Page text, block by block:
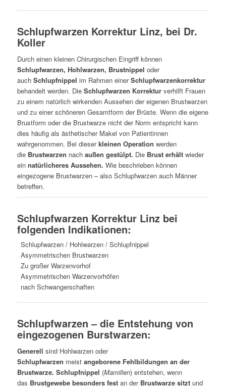
Schlupfwarzen Korrektur Linz, bei Dr.
Koller
Durch einen kleinen Chirurgischen Eingriff können
Schlupfwarzen, Hohlwarzen, Brustnippel oder
auch Schlupfnippel im Rahmen einerSchlupfwarzenkorrektur
behandelt werden. Die Schlupfwarzen Korrekturverhilft Frauen
zu einem natürlich wirkenden Aussehen der eigenen Brustwarzen
und zu einer schöneren Gesamtform der Brüste. Wenn die eigene
Brustform oder die Brustwarze nicht der Norm entspricht kann
dies häufig als ästhetischer Makel von Patientinnen
wahrgenommen. Bei dieserkleinen Operation werden
die Brustwarzen nach außen gestülpt. Die Brust erhältwieder
ein natürlicheres Aussehen. Wie beschrieben können
eingezogene Brustwarzen – also Schlupfwarzen auch Männer
betreffen.
Schlupfwarzen Korrektur Linz bei
folgenden Indikationen:
Schlupfwarzen / Hohlwarzen / Schlupfnippel
Asymmetrischen Brustwarzen
Zu großer Warzenvorhof
Asymmetrischen Warzenvorhöfen
nach Schwangerschaften
Schlupfwarzen – die Entstehung von
eingezogenen Burstwarzen:
Generell sind Hohlwarzen oder
Schlupfwarzen meist angeborene Fehlbildungen an der
Brustwarze. Schlupfnippel (Mamillen) entstehen, wenn
das Brustgewebe besonders festan der Brustwarze sitztund